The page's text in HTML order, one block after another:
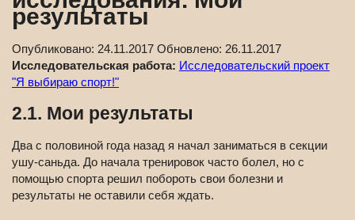
результаты
Опубликовано: 24.11.2017 Обновлено: 26.11.2017
Исследовательская работа: Исследовательский проект
"Я выбираю спорт!"
2.1. Мои результаты
Два с половиной года назад я начал заниматься в секции
ушу-саньда. До начала тренировок часто болел, но с
помощью спорта решил побороть свои болезни и
результаты не оставили себя ждать.